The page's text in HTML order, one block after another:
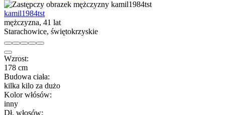
kamil1984tst
mężczyzna, 41 lat
Starachowice, świętokrzyskie
Wzrost:
178 cm
Budowa ciała:
kilka kilo za dużo
Kolor włósów:
inny
Dł. włosów: